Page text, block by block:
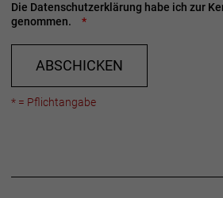
Die Datenschutzerklärung habe ich zur
genommen.
ABSCHICKEN
* = Pflichtangabe